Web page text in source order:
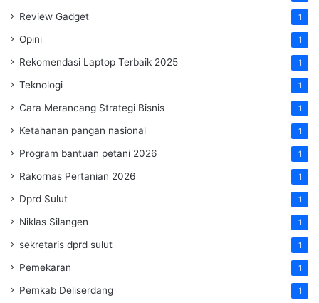
Review Gadget 1
Opini 1
Rekomendasi Laptop Terbaik 2025 1
Teknologi 1
Cara Merancang Strategi Bisnis 1
Ketahanan pangan nasional 1
Program bantuan petani 2026 1
Rakornas Pertanian 2026 1
Dprd Sulut 1
Niklas Silangen 1
sekretaris dprd sulut 1
Pemekaran 1
Pemkab Deliserdang 1